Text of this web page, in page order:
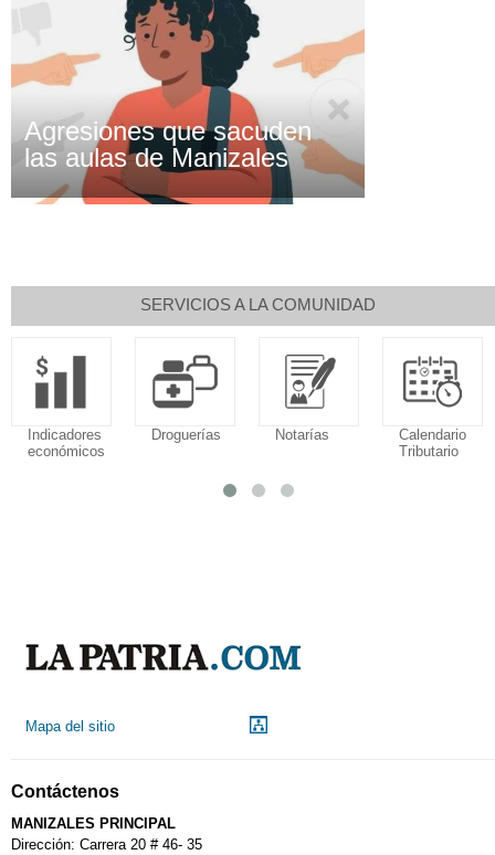
Agresiones que sacuden
las aulas de Manizales
SERVICIOS A LA COMUNIDAD
Indicadores
económicos
Droguerías Notarías
Calendario
Tributario
Mapa del sitio
Contáctenos
MANIZALES PRINCIPAL
Dirección: Carrera 20 # 46- 35